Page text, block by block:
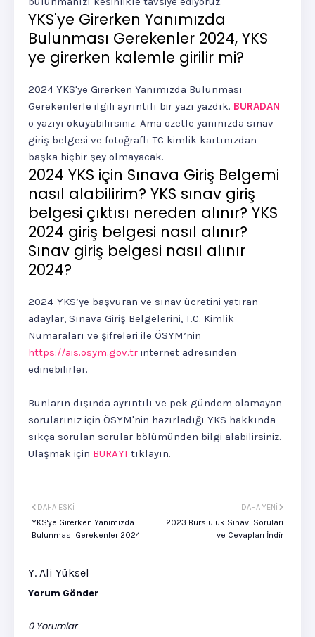
YKS'ye Girerken Yanımızda
Bulunması Gerekenler 2024, YKS
ye girerken kalemle girilir mi?
2024 YKS'ye Girerken Yanımızda Bulunması
Gerekenlerle ilgili ayrıntılı bir yazı yazdık. BURADAN
o yazıyı okuyabilirsiniz. Ama özetle yanınızda sınav
giriş belgesi ve fotoğraflı TC kimlik kartınızdan
başka hiçbir şey olmayacak.
2024 YKS için Sınava Giriş Belgemi
nasıl alabilirim? YKS sınav giriş
belgesi çıktısı nereden alınır? YKS
2024 giriş belgesi nasıl alınır?
Sınav giriş belgesi nasıl alınır
2024?
2024-YKS’ye başvuran ve sınav ücretini yatıran
adaylar, Sınava Giriş Belgelerini, T.C. Kimlik
Numaraları ve şifreleri ile ÖSYM’nin
https://ais.osym.gov.tr internet adresinden
edinebilirler.
Bunların dışında ayrıntılı ve pek gündem olamayan
sorularınız için ÖSYM'nin hazırladığı YKS hakkında
sıkça sorulan sorular bölümünden bilgi alabilirsiniz.
Ulaşmak için BURAYI tıklayın.
DAHA YENI
2023 Bursluluk Sınavı Soruları
ve Cevapları İndir
DAHA ESKI
YKS'ye Girerken Yanımızda
Bulunması Gerekenler 2024
Y. Ali Yüksel
Yorum Gönder
0 Yorumlar